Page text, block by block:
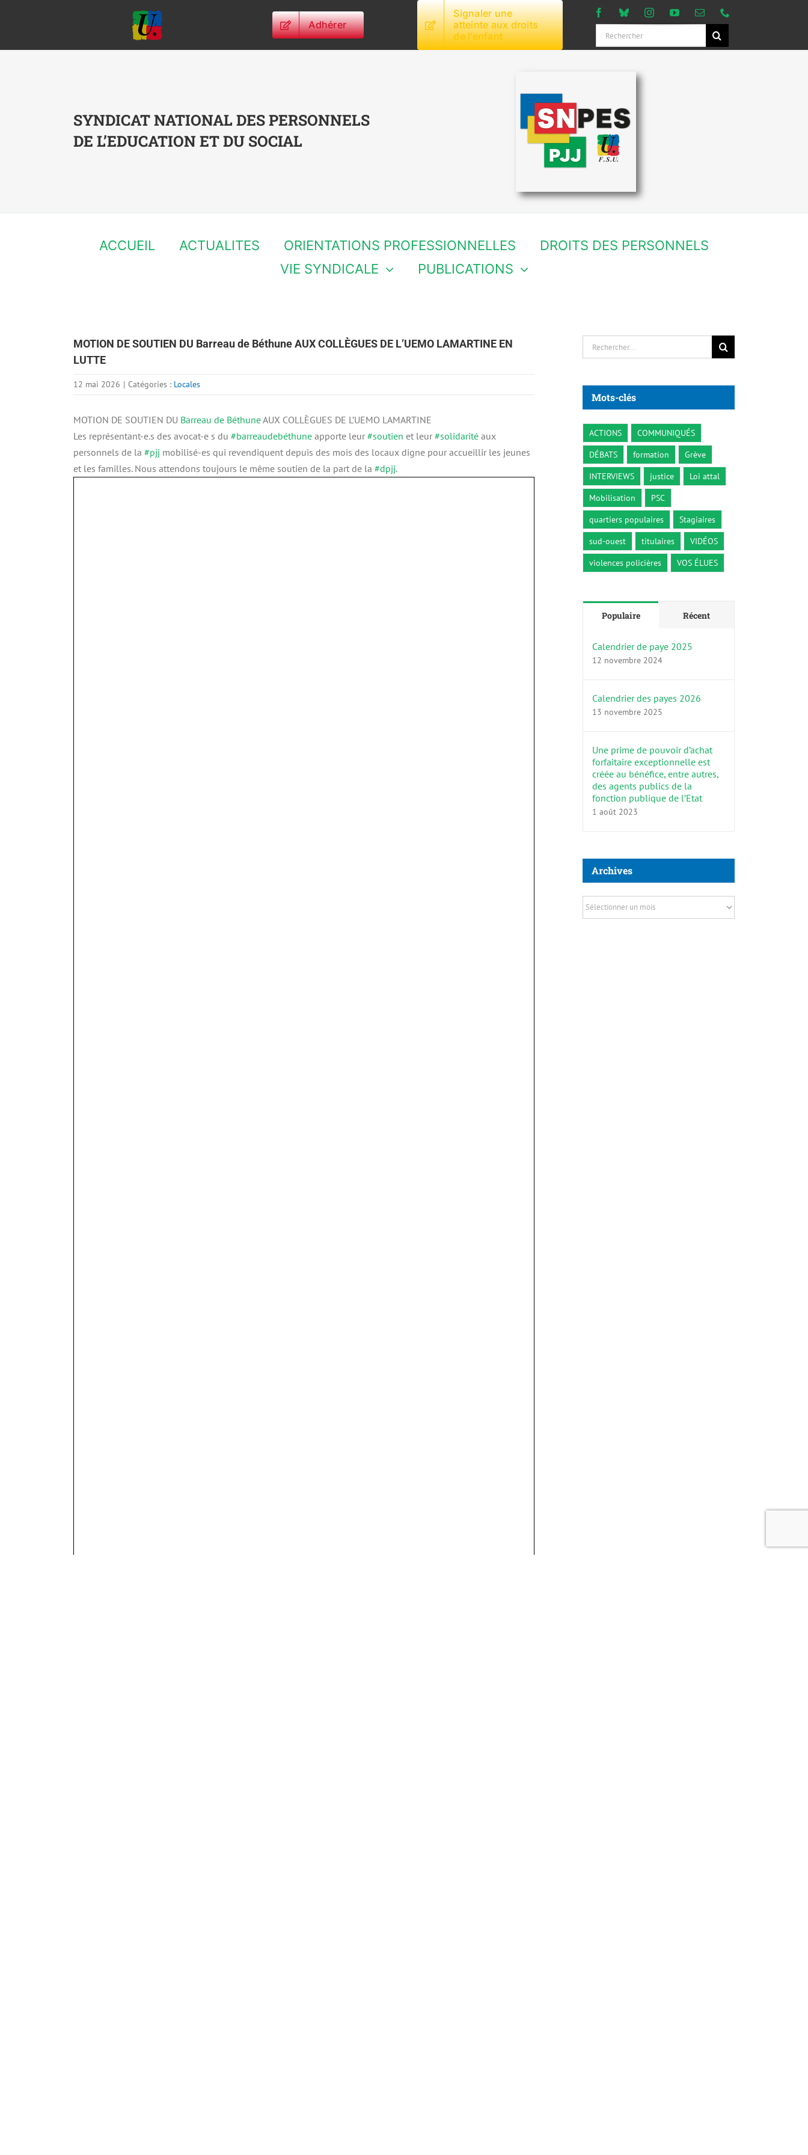
Adhérer
Signaler une
atteinte aux droits
de l’enfant
Rechercher:
SYNDICAT NATIONAL DES PERSONNELS
DE L’EDUCATION ET DU SOCIAL
ACCUEIL ACTUALITES ORIENTATIONS PROFESSIONNELLES
DROITS DES PERSONNELS
VIE SYNDICALE
PUBLICATIONS
MOTION DE SOUTIEN DU Barreau de Béthune AUX COLLÈGUES DE L’UEMO LAMARTINE EN
LUTTE
12 mai 2026 | Catégories : Locales
MOTION DE SOUTIEN DU Barreau de BéthuneAUX COLLÈGUES DE L’UEMO LAMARTINE
Les représentant-e.s des avocat-e s du #barreaudebéthune apporte leur #soutien et leur #solidarité aux
personnels de la #pjj mobilisé-es qui revendiquent depuis des mois des locaux digne pour accueillir les jeunes
et les familles. Nous attendons toujours le même soutien de la part de la #dpjj.
Rechercher:
Mots-clés
ACTIONS
COMMUNIQUÉS
DÉBATS
formation
Grève
INTERVIEWS
justice
Loi attal
Mobilisation
PSC
quartiers populaires
Stagiaires
sud-ouest
titulaires
VIDÉOS
violences policières
VOS ÉLUES
Populaire Récent
Calendrier de paye 2025
12 novembre 2024
Calendrier des payes 2026
13 novembre 2025
Une prime de pouvoir d’achat
forfaitaire exceptionnelle est
créée au bénéfice, entre autres,
des agents publics de la
fonction publique de l’Etat
1 août 2023
Archives
Archives